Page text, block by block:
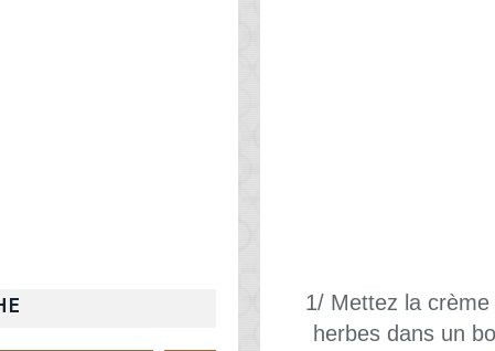
1/ Mettez la
herbes dans un